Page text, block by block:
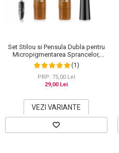
Set Stilou si Pensula Dubla pentru
Micropigmentarea Sprancelor,
Efect Natural de Microblading,
Aspect de Sprancene Pline
(1)
PRP: 75,00 Lei
29,00 Lei
VEZI VARIANTE